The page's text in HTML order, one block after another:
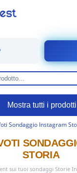
Mostra tutti i prodotti
Sondaggio Instagram
STORIA
sui tuoi sondaggi Storie